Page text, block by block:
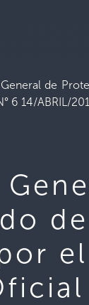
de
6 14/ABRIL/